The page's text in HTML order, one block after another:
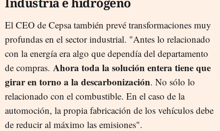
El CEO de Cepsa también prevé transformaciones muy
profundas en el sector industrial. "Antes lo relacionado
con la energía era algo que dependía del departamento
de compras. Ahora toda la solución entera tiene que
girar en torno a la descarbonización. No sólo lo
relacionado con el combustible. En el caso de la
automoción, la propia fabricación de los vehículos debe
de reducir al máximo las emisiones".